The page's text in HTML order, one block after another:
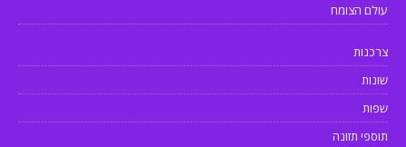
עולם הצומח
צרכנות
שונות
שפות
תוספי תזונה